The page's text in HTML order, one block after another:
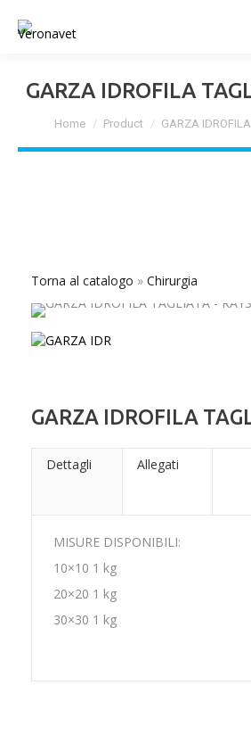
GARZA IDROFILA
Home Product GARZA
Torna al catalogo Chirurgia
GARZA IDROFILA
Dettagli Allegati
MISURE DISPONIBILI:
10×10 1 kg
20×20 1 kg
30×30 1 kg